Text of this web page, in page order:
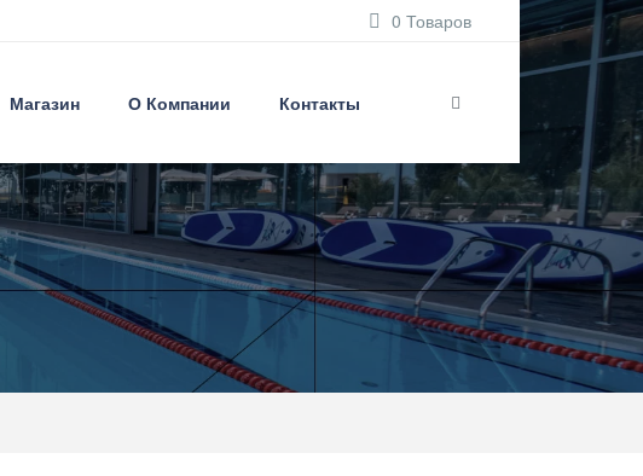
0 Товаров
Магазин О Компании Контакты